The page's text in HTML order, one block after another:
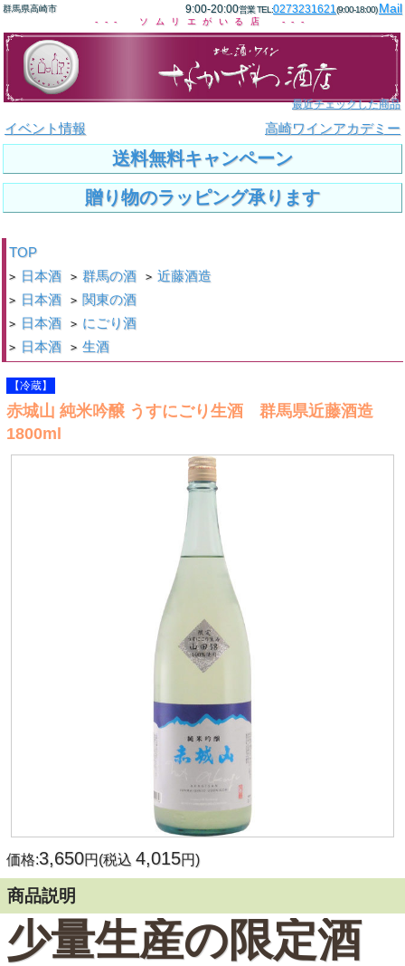
群馬県高崎市 9:00-20:00営業 TEL:0273231621(9:00-18:00)Mail
--- ソムリエがいる店 ---
最近チェックした商品
イベント情報 高崎ワインアカデミー
送料無料キャンペーン
贈り物のラッピング承ります
TOP
> 日本酒 > 群馬の酒 > 近藤酒造
> 日本酒 > 関東の酒
> 日本酒 > にごり酒
> 日本酒 > 生酒
【冷蔵】
赤城山 純米吟醸 うすにごり生酒 群馬県近藤酒造
1800ml
価格:3,650円(税込 4,015円)
商品説明
少量生産の限定酒